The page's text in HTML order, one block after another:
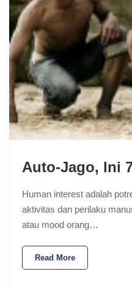
Auto-Jago, Ini
Human interest adalah
aktivitas dan perilaku
atau mood orang…
Read More